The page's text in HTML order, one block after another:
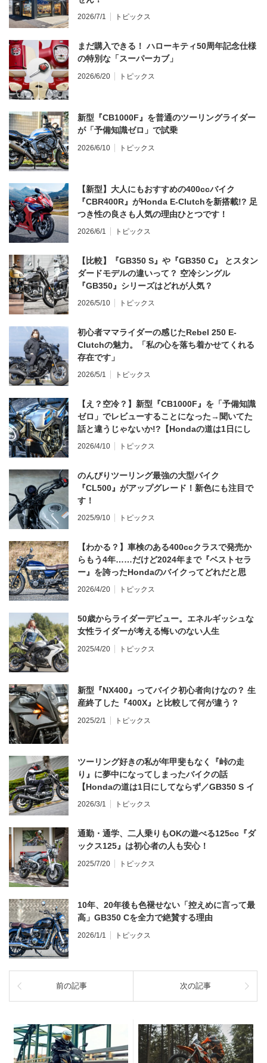
2026/7/1 トピックス
まだ購入できる！ ハローキティ50周年記念仕様
の特別な「スーパーカブ」
2026/6/20 トピックス
新型『CB1000F』を普通のツーリングライダー
が「予備知識ゼロ」で試乗
2026/6/10 トピックス
【新型】大人にもおすすめの400ccバイク
『CBR400R』がHonda E-Clutchを新搭載!? 足
つき性の良さも人気の理由ひとつです！
2026/6/1 トピックス
【比較】『GB350 S』や『GB350 C』 とスタン
ダードモデルの違いって？ 空冷シングル
『GB350』シリーズはどれが人気？
2026/5/10 トピックス
初心者ママライダーの感じたRebel 250 E-
Clutchの魅力。「私の心を落ち着かせてくれる
存在です」
2026/5/1 トピックス
【え？空冷？】新型『CB1000F』を「予備知識
ゼロ」でレビューすることになった→聞いてた
話と違うじゃないか!?【Hondaの道は1日にし
てならず／CB1000F ①第一印象 編】
2026/4/10 トピックス
のんびりツーリング最強の大型バイク
『CL500』がアップグレード！新色にも注目で
す！
2025/9/10 トピックス
【わかる？】車検のある400ccクラスで発売か
らもう4年……だけど2024年まで『ベストセラ
ー』を誇ったHondaのバイクってどれだと思
う？
2026/4/20 トピックス
50歳からライダーデビュー。エネルギッシュな
女性ライダーが考える悔いのない人生
2025/4/20 トピックス
新型『NX400』ってバイク初心者向けなの？ 生
産終了した『400X』と比較して何が違う？
2025/2/1 トピックス
ツーリング好きの私が年甲斐もなく『峠の走
り』に夢中になってしまったバイクの話
【Hondaの道は1日にしてならず／GB350 S イ
ンプレ・レビュー 前編】
2026/3/1 トピックス
通勤・通学、二人乗りもOKの遊べる125cc『ダ
ックス125』は初心者の人も安心！
2025/7/20 トピックス
10年、20年後も色褪せない「控えめに言って最
高」GB350 Cを全力で絶賛する理由
2026/1/1 トピックス
前の記事 次の記事